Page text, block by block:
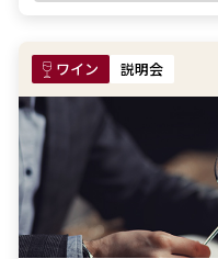
ワイン 説明会